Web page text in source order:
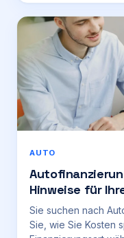
AUTO
Hinweise für
Sie suchen nach
Sie, wie Sie Kosten